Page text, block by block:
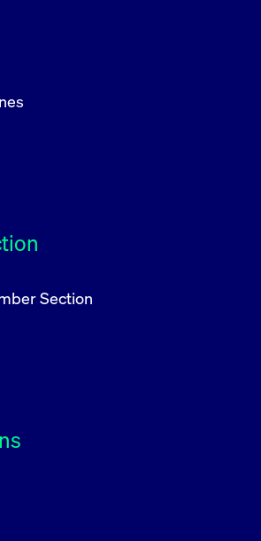
Section